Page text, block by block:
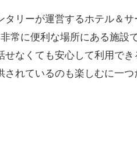
タリーが運営するホテル＆
常に便利な場所にある施設
せなくても安心して利用で
されているのも楽しむに一つ